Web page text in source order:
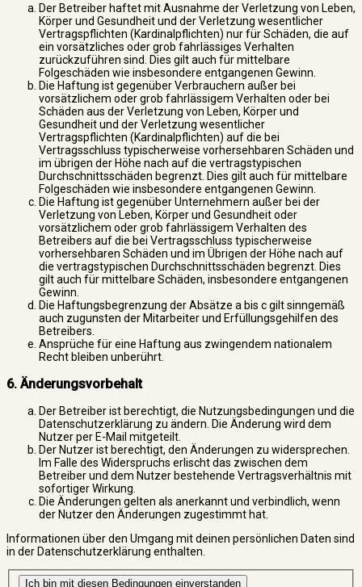
Der Betreiber haftet mit Ausnahme der Verletzung von Leben,
Körper und Gesundheit und der Verletzung wesentlicher
Vertragspflichten (Kardinalpflichten) nur für Schäden, die auf
ein vorsätzliches oder grob fahrlässiges Verhalten
zurückzuführen sind. Dies gilt auch für mittelbare
Folgeschäden wie insbesondere entgangenen Gewinn.
Die Haftung ist gegenüber Verbrauchern außer bei
vorsätzlichem oder grob fahrlässigem Verhalten oder bei
Schäden aus der Verletzung von Leben, Körper und
Gesundheit und der Verletzung wesentlicher
Vertragspflichten (Kardinalpflichten) auf die bei
Vertragsschluss typischerweise vorhersehbaren Schäden und
im übrigen der Höhe nach auf die vertragstypischen
Durchschnittsschäden begrenzt. Dies gilt auch für mittelbare
Folgeschäden wie insbesondere entgangenen Gewinn.
Die Haftung ist gegenüber Unternehmern außer bei der
Verletzung von Leben, Körper und Gesundheit oder
vorsätzlichem oder grob fahrlässigem Verhalten des
Betreibers auf die bei Vertragsschluss typischerweise
vorhersehbaren Schäden und im Übrigen der Höhe nach auf
die vertragstypischen Durchschnittsschäden begrenzt. Dies
gilt auch für mittelbare Schäden, insbesondere entgangenen
Gewinn.
Die Haftungsbegrenzung der Absätze a bis c gilt sinngemäß
auch zugunsten der Mitarbeiter und Erfüllungsgehilfen des
Betreibers.
Ansprüche für eine Haftung aus zwingendem nationalem
Recht bleiben unberührt.
6. Änderungsvorbehalt
Der Betreiber ist berechtigt, die Nutzungsbedingungen und die
Datenschutzerklärung zu ändern. Die Änderung wird dem
Nutzer per E-Mail mitgeteilt.
Der Nutzer ist berechtigt, den Änderungen zu widersprechen.
Im Falle des Widerspruchs erlischt das zwischen dem
Betreiber und dem Nutzer bestehende Vertragsverhältnis mit
sofortiger Wirkung.
Die Änderungen gelten als anerkannt und verbindlich, wenn
der Nutzer den Änderungen zugestimmt hat.
Informationen über den Umgang mit deinen persönlichen Daten sind
in der Datenschutzerklärung enthalten.